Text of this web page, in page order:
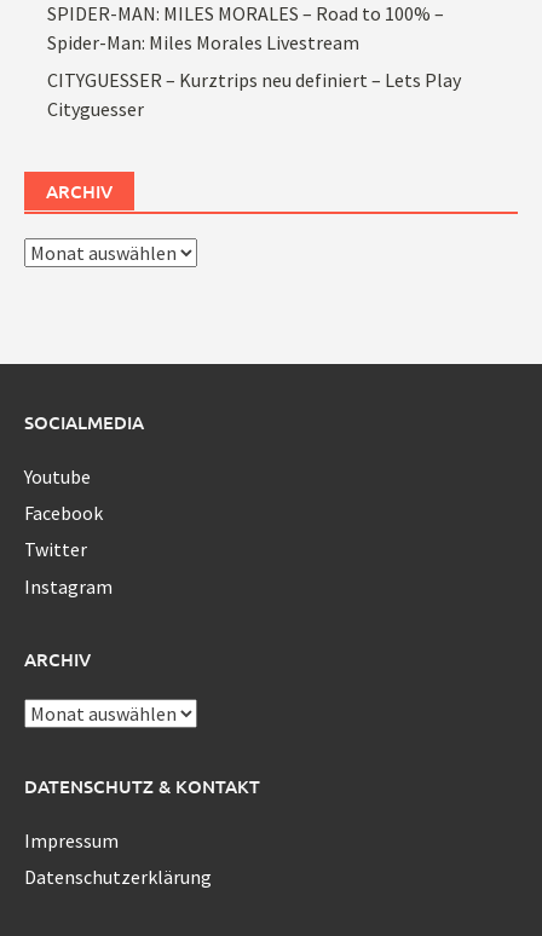
SPIDER-MAN: MILES MORALES – Road to 100% –
Spider-Man: Miles Morales Livestream
CITYGUESSER – Kurztrips neu definiert – Lets Play
Cityguesser
ARCHIV
Archiv
SOCIALMEDIA
Youtube
Facebook
Twitter
Instagram
ARCHIV
Archiv
DATENSCHUTZ & KONTAKT
Impressum
Datenschutzerklärung